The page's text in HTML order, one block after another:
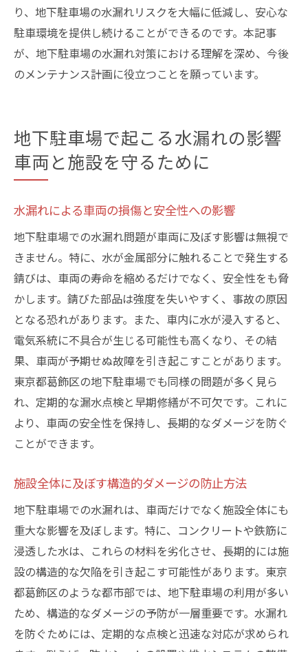
り、地下駐車場の水漏れリスクを大幅に低減し、安心な
駐車環境を提供し続けることができるのです。本記事
が、地下駐車場の水漏れ対策における理解を深め、今後
のメンテナンス計画に役立つことを願っています。
地下駐車場で起こる水漏れの影響
車両と施設を守るために
水漏れによる車両の損傷と安全性への影響
地下駐車場での水漏れ問題が車両に及ぼす影響は無視で
きません。特に、水が金属部分に触れることで発生する
錆びは、車両の寿命を縮めるだけでなく、安全性をも脅
かします。錆びた部品は強度を失いやすく、事故の原因
となる恐れがあります。また、車内に水が浸入すると、
電気系統に不具合が生じる可能性も高くなり、その結
果、車両が予期せぬ故障を引き起こすことがあります。
東京都葛飾区の地下駐車場でも同様の問題が多く見ら
れ、定期的な漏水点検と早期修繕が不可欠です。これに
より、車両の安全性を保持し、長期的なダメージを防ぐ
ことができます。
施設全体に及ぼす構造的ダメージの防止方法
地下駐車場での水漏れは、車両だけでなく施設全体にも
重大な影響を及ぼします。特に、コンクリートや鉄筋に
浸透した水は、これらの材料を劣化させ、長期的には施
設の構造的な欠陥を引き起こす可能性があります。東京
都葛飾区のような都市部では、地下駐車場の利用が多い
ため、構造的なダメージの予防が一層重要です。水漏れ
を防ぐためには、定期的な点検と迅速な対応が求められ